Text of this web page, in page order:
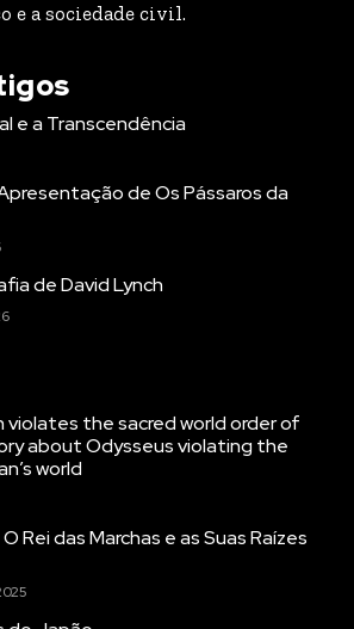
e a sociedade civil.
e a Transcendência
de Os Pássaros da
de David Lynch
violates the sacred world order of
about Odysseus violating the
world
Rei das Marchas e as Suas Raízes